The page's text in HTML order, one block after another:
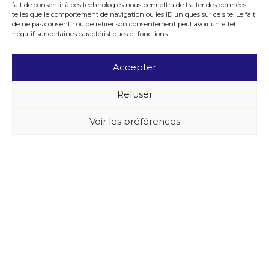
fait de consentir à ces technologies nous permettra de traiter des données
telles que le comportement de navigation ou les ID uniques sur ce site. Le fait
de ne pas consentir ou de retirer son consentement peut avoir un effet
négatif sur certaines caractéristiques et fonctions.
Accepter
Refuser
Voir les préférences